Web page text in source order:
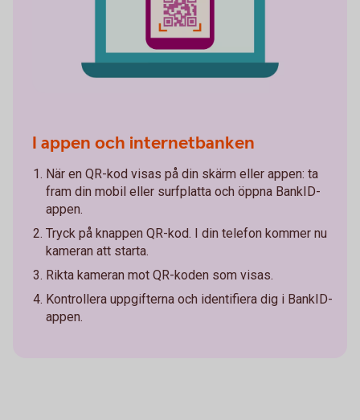
I appen och internetbanken
När en QR-kod visas på din skärm eller appen: ta
fram din mobil eller surfplatta och öppna BankID-
appen.
Tryck på knappen QR-kod. I din telefon kommer nu
kameran att starta.
Rikta kameran mot QR-koden som visas.
Kontrollera uppgifterna och identifiera dig i BankID-
appen.